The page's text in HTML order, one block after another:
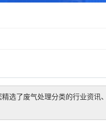
选了 废气处理分类的行业资讯